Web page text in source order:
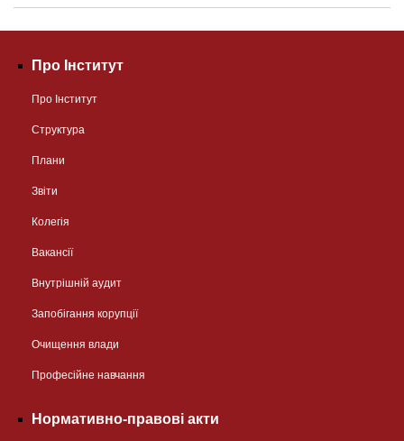
Про Інститут
Про Інститут
Структура
Плани
Звіти
Колегія
Вакансії
Внутрішній аудит
Запобігання корупції
Очищення влади
Професійне навчання
Нормативно-правові акти